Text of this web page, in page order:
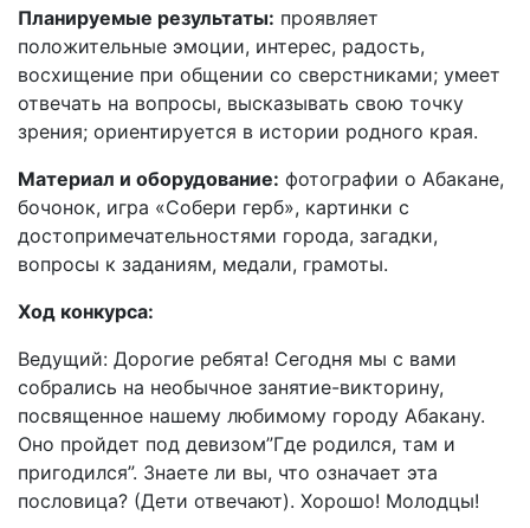
Планируемые результаты: проявляет
положительные эмоции, интерес, радость,
восхищение при общении со сверстниками; умеет
отвечать на вопросы, высказывать свою точку
зрения; ориентируется в истории родного края.
Материал и оборудование: фотографии о Абакане,
бочонок, игра «Собери герб», картинки с
достопримечательностями города, загадки,
вопросы к заданиям, медали, грамоты.
Ход конкурса:
Ведущий: Дорогие ребята! Сегодня мы с вами
собрались на необычное занятие-викторину,
посвященное нашему любимому городу Абакану.
Оно пройдет под девизом”Где родился, там и
пригодился”. Знаете ли вы, что означает эта
пословица? (Дети отвечают). Хорошо! Молодцы!